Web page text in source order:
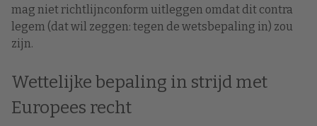
mag niet richtlijnconform uitleggen omdat dit contra
legem (dat wil zeggen: tegen de wetsbepaling in) zou
zijn.
Wettelijke bepaling in strijd met
Europees recht